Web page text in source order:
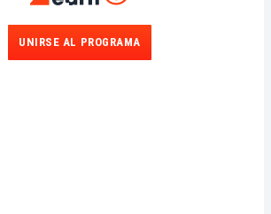
UNIRSE AL PROGRAMA